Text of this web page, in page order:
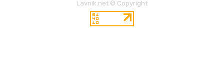
Lavnik.net © Copyright